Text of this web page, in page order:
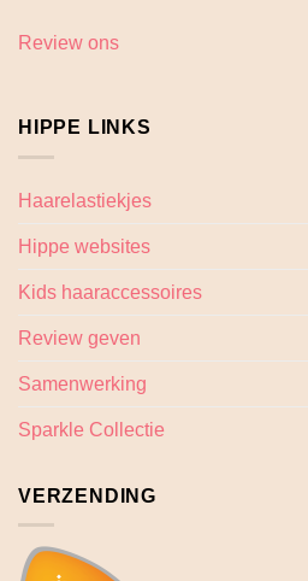
Review ons
HIPPE LINKS
Haarelastiekjes
Hippe websites
Kids haaraccessoires
Review geven
Samenwerking
Sparkle Collectie
VERZENDING